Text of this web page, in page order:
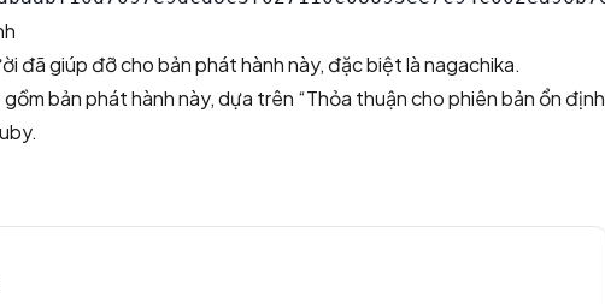
đã giúp đỡ cho bản phát hành này, đặc biệt là nagachika.
bản phát hành này, dựa trên “Thỏa thuận cho phiên bản ổn định
.